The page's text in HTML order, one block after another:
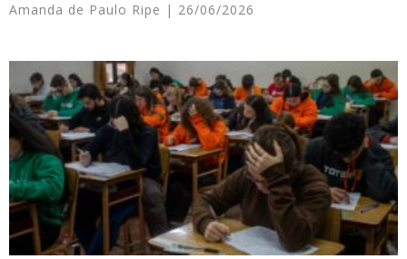
Amanda de Paulo Ripe 26/06/2026